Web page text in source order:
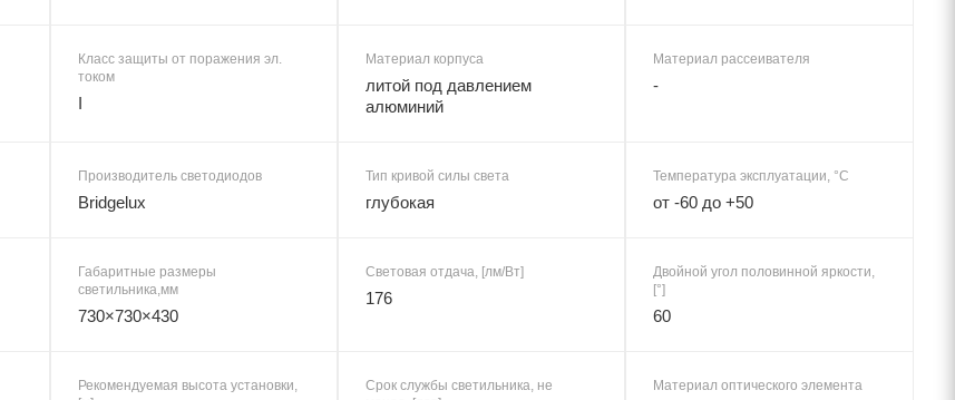
Класс защиты от поражения эл.
током
I
Материал корпуса
литой под давлением
алюминий
Материал рассеивателя
-
Производитель светодиодов
Bridgelux
Тип кривой силы света
глубокая
Температура эксплуатации, °C
от -60 до +50
Габаритные размеры
светильника,мм
730×730×430
Световая отдача, [лм/Вт]
176
Двойной угол половинной яркости,
[°]
60
Рекомендуемая высота установки,
Срок службы светильника, не
Материал оптического элемента